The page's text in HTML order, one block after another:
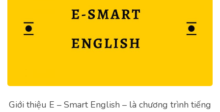
Giới thiệu E – Smart English – là chương trình tiếng